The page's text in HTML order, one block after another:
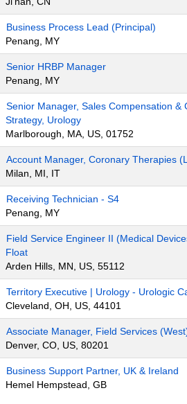
Business Process Lead (Principal)
Penang, MY
Senior HRBP Manager
Penang, MY
Senior Manager, Sales Compensation &
Strategy, Urology
Marlborough, MA, US, 01752
Account Manager, Coronary Therapies
Milan, MI, IT
Receiving Technician - S4
Penang, MY
Field Service Engineer II (Medical
Float
Arden Hills, MN, US, 55112
Territory Executive | Urology - Urologic
Cleveland, OH, US, 44101
Associate Manager, Field Services
Denver, CO, US, 80201
Business Support Partner, UK & Ireland
Hemel Hempstead, GB